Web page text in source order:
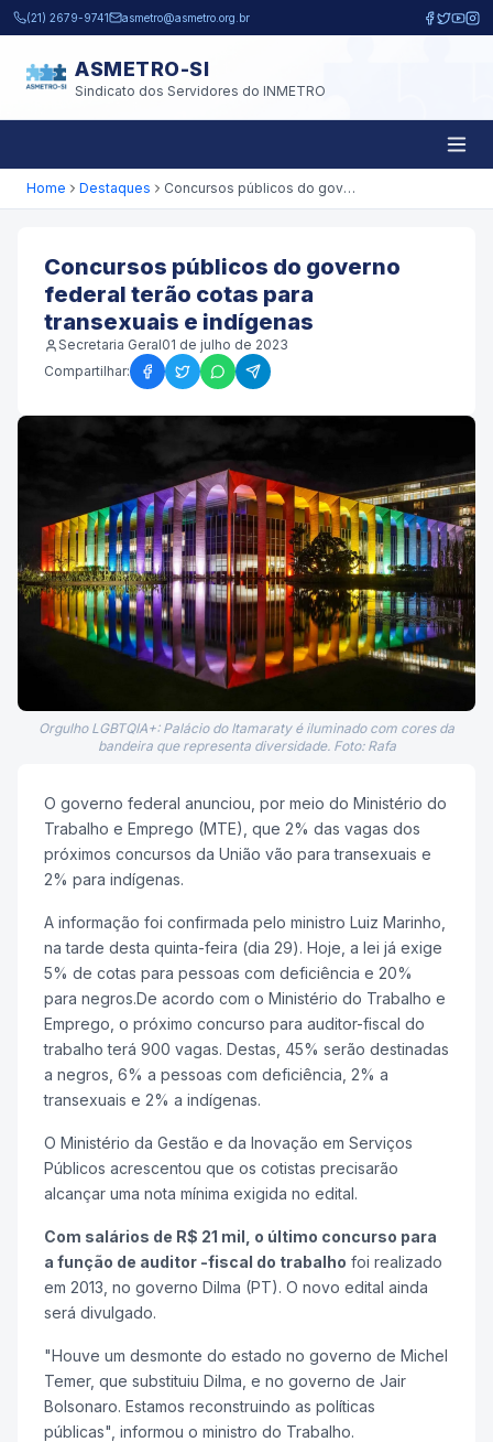
Pular para o conteúdo principal
(21) 2679-9741 asmetro@asmetro.org.br
ASMETRO-SI
Sindicato dos Servidores do INMETRO
Home Destaques Concursos públicos do governo federal terão cotas para transexuais e indígenas
Concursos públicos do governo
federal terão cotas para
transexuais e indígenas
Secretaria Geral01 de julho de 2023
Compartilhar:
Orgulho LGBTQIA+: Palácio do Itamaraty é iluminado com cores da
bandeira que representa diversidade. Foto: Rafa
O governo federal anunciou, por meio do Ministério do
Trabalho e Emprego (MTE), que 2% das vagas dos
próximos concursos da União vão para transexuais e
2% para indígenas.
A informação foi confirmada pelo ministro Luiz Marinho,
na tarde desta quinta-feira (dia 29). Hoje, a lei já exige
5% de cotas para pessoas com deficiência e 20%
para negros.De acordo com o Ministério do Trabalho e
Emprego, o próximo concurso para auditor-fiscal do
trabalho terá 900 vagas. Destas, 45% serão destinadas
a negros, 6% a pessoas com deficiência, 2% a
transexuais e 2% a indígenas.
O Ministério da Gestão e da Inovação em Serviços
Públicos acrescentou que os cotistas precisarão
alcançar uma nota mínima exigida no edital.
Com salários de R$ 21 mil, o último concurso para
a função de auditor -fiscal do trabalho foi realizado
em 2013, no governo Dilma (PT). O novo edital ainda
será divulgado.
"Houve um desmonte do estado no governo de Michel
Temer, que substituiu Dilma, e no governo de Jair
Bolsonaro. Estamos reconstruindo as políticas
públicas", informou o ministro do Trabalho.